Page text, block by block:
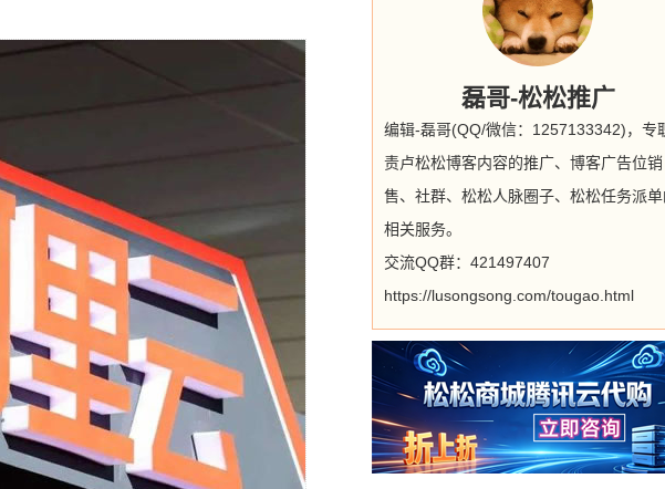
磊哥-松松推广
编辑-磊哥(QQ/微信：1257133342)，专
责卢松松博客内容的推广、博客广告位销
售、社群、松松人脉圈子、松松任务派
相关服务。
交流QQ群：421497407
https://lusongsong.com/tougao.html